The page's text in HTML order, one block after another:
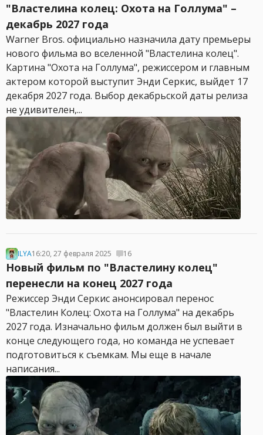
"Властелина колец: Охота на Голлума" –
декабрь 2027 года
Warner Bros. официально назначила дату премьеры
нового фильма во вселенной "Властелина колец".
Картина "Охота на Голлума", режиссером и главным
актером которой выступит Энди Серкис, выйдет 17
декабря 2027 года. Выбор декабрьской даты релиза
не удивителен,...
ILYA16:20, 27 февраля 2025 16
Новый фильм по "Властелину колец"
перенесли на конец 2027 года
Режиссер Энди Серкис анонсировал перенос
"Властелин Колец: Охота на Голлума" на декабрь
2027 года. Изначально фильм должен был выйти в
конце следующего года, но команда не успевает
подготовиться к съемкам. Мы еще в начале
написания...